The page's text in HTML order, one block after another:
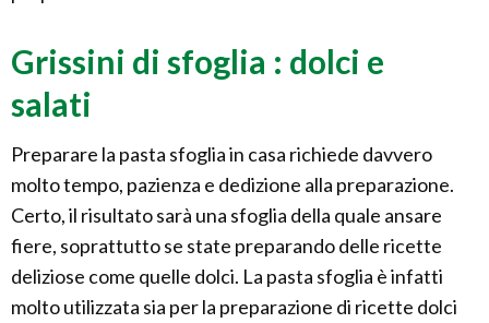
Grissini di sfoglia : dolci e
salati
Preparare la pasta sfoglia in casa richiede davvero
molto tempo, pazienza e dedizione alla preparazione.
Certo, il risultato sarà una sfoglia della quale ansare
fiere, soprattutto se state preparando delle ricette
deliziose come quelle dolci. La pasta sfoglia è infatti
molto utilizzata sia per la preparazione di ricette dolci